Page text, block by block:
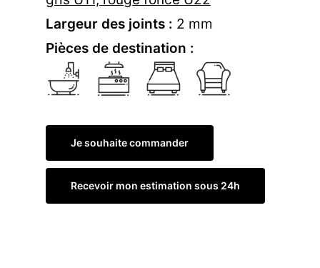
Largeur des joints : 2 mm
Pièces de destination :
Je souhaite commander
Recevoir mon estimation sous 24h